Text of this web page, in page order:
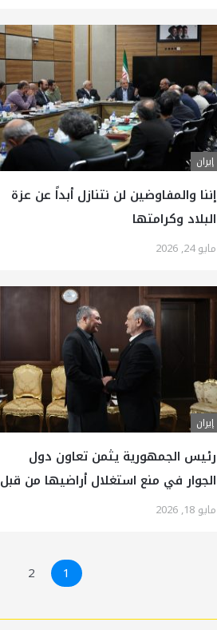
إيران
إننا والمفاوضين لن نتنازل أبداً عن عزة
البلاد وكرامتها
مايو 24, 2026
إيران
رئيس الجمهورية يثمن تعاون دول
الجوار في منع استغلال أراضيها من قبل
الإرهابيين
مايو 18, 2026
1
2